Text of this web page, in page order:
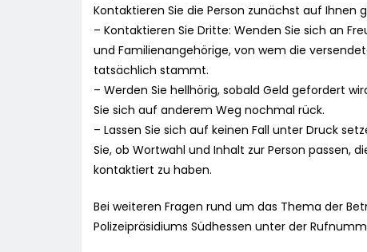
Kontaktieren Sie die Person zunächst auf Ihnen
– Kontaktieren Sie Dritte: Wenden Sie sich an
und Familienangehörige, von wem die
tatsächlich stammt.
– Werden Sie hellhörig, sobald Geld gefordert
Sie sich auf anderem Weg nochmal rück.
– Lassen Sie sich auf keinen Fall unter Druck
Sie, ob Wortwahl und Inhalt zur Person passen,
kontaktiert zu haben.
Bei weiteren Fragen rund um das Thema der
Polizeipräsidiums Südhessen unter der